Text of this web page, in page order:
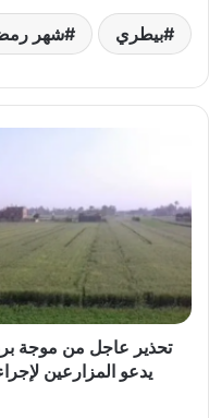
بيطري شهر
موجة
برد
مصر..
“تغير
المناخ”
تحذير عاجل من موجة
يدعو المزارعين